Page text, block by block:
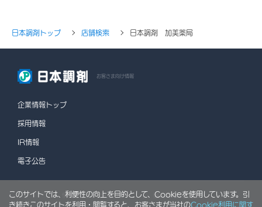
日本調剤トップ 店舗検索 日本調剤 加美薬局
お客さま向け情報
企業情報トップ
採用情報
IR情報
電子公告
情報セキュリティポリシー 個人情報保護方針
このサイトでは、利便性の向上を目的として、Cookieを使用しています。引
き続きこのサイトを利用・閲覧すると、お客さまが当社のCookie利用に関す